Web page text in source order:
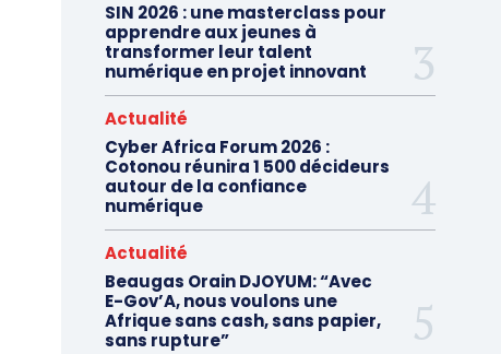
SIN 2026 : une masterclass pour
apprendre aux jeunes à
transformer leur talent
numérique en projet innovant
Actualité
Cyber Africa Forum 2026 :
Cotonou réunira 1 500 décideurs
autour de la confiance
numérique
Actualité
Beaugas Orain DJOYUM: “Avec
E-Gov’A, nous voulons une
Afrique sans cash, sans papier,
sans rupture”